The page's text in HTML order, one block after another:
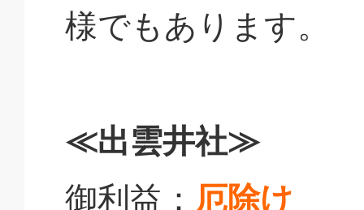
様でもあります。
≪出雲井社≫
御利益： 厄除け